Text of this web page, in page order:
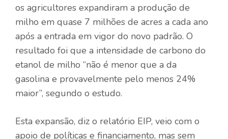
os agricultores expandiram a produção de
milho em quase 7 milhões de acres a cada ano
após a entrada em vigor do novo padrão. O
resultado foi que a intensidade de carbono do
etanol de milho “não é menor que a da
gasolina e provavelmente pelo menos 24%
maior”, segundo o estudo.
Esta expansão, diz o relatório EIP, veio com o
apoio de políticas e financiamento, mas sem